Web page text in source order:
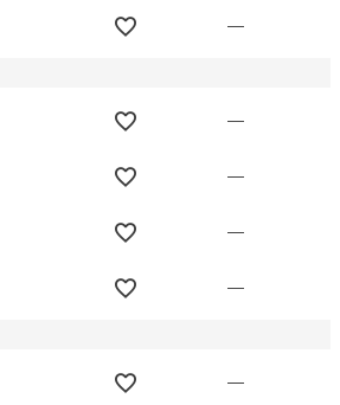
—
—
—
—
—
—